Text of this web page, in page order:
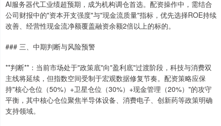
AI服务器代工业绩超预期，成为机构调仓首选。配资操作中，需结合
公司财报中的"资本开支强度"与"现金流质量"指标，优先选择ROE持续
改善、经营性现金流净额覆盖融资余额2倍以上的标的。
### 三、中期判断与风险预警
**判断**：当前市场处于"政策底"向"盈利底"过渡阶段，科技与消费双
主线将延续，但指数空间受制于宏观数据修复节奏。配资策略应保
持"核心仓位（50%）+卫星仓位（30%）+现金管理（20%）"的攻守
平衡，其中核心仓位聚焦半导体设备、消费电子、创新药等政策明确
支持领域。